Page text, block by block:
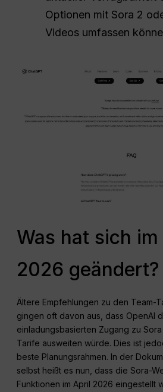
Optionen mit Sora 2
Videos umfassen
Was hat sich
2026 geändert?
Ältere Empfehlungen zu den Team-
gingen oft davon aus, dass OpenAI
einladungsbasierten Zugang zu
Tarife ausweiten würde. Dies ist
beste Planungsrahmen. In der
selbst heißt es nun, dass die Sora-
Funktionen im April 2026 eingestellt